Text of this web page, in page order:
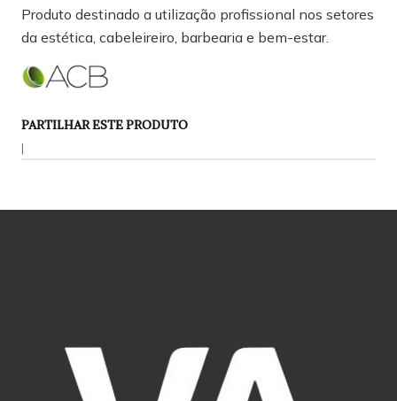
Produto destinado a utilização profissional nos setores
da estética, cabeleireiro, barbearia e bem-estar.
PARTILHAR ESTE PRODUTO
|